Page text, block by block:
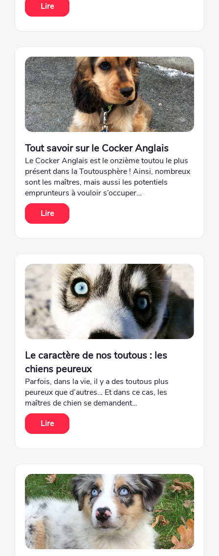
Lire
Tout savoir sur le Cocker Anglais
Le Cocker Anglais est le onzième toutou le plus
présent dans la Toutousphère ! Ainsi, nombreux
sont les maîtres, mais aussi les potentiels
emprunteurs à vouloir s’occuper…
Lire
Le caractère de nos toutous : les
chiens peureux
Parfois, dans la vie, il y a des toutous plus
peureux que d’autres… Et dans ce cas, les
maîtres de chien se demandent…
Lire